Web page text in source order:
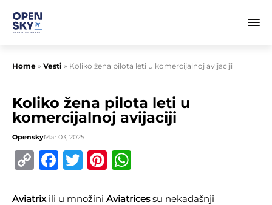
Home » Vesti » Koliko žena pilota leti u komercijalnoj avijaciji
Koliko žena pilota leti u
komercijalnoj avijaciji
OpenskyMar 03, 2025
CopyFacebook
TwitterPinterest
Aviatrixili u množini Aviatricessu nekadašnji